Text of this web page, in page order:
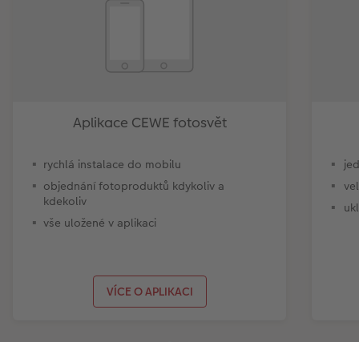
Aplikace CEWE fotosvět
rychlá instalace do mobilu
objednání fotoproduktů kdykoliv a
kdekoliv
vše uložené v aplikaci
VÍCE O APLIKACI